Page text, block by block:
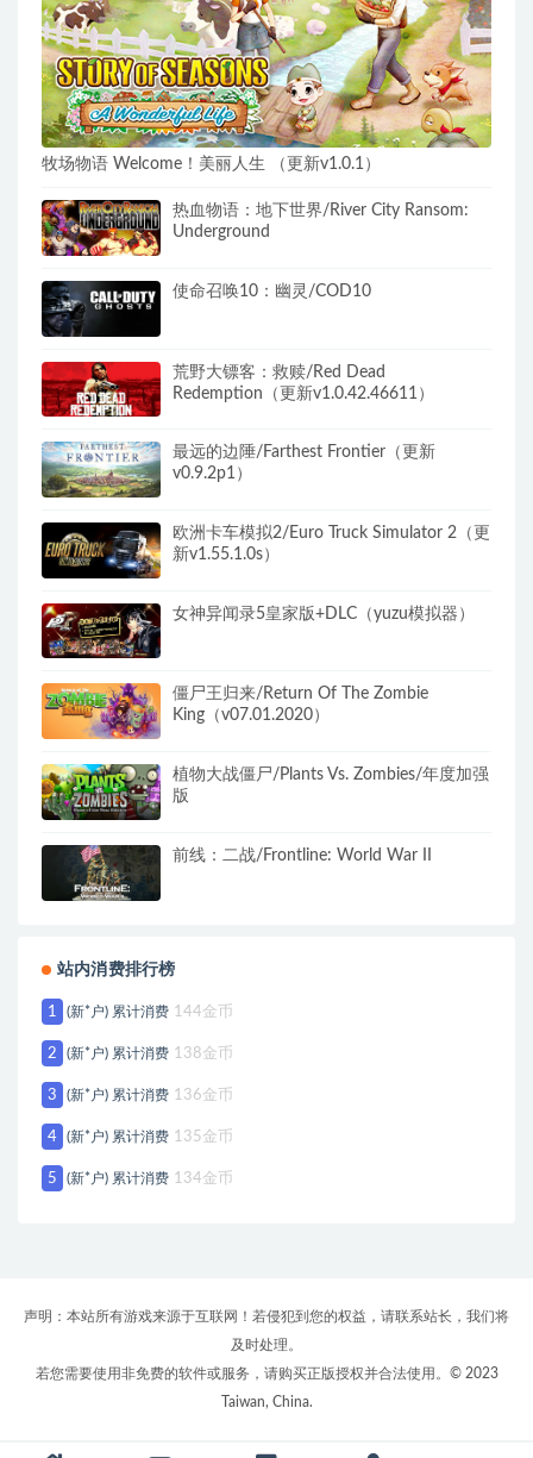
牧场物语 Welcome！美丽人生 （更新v1.0.1）
热血物语：地下世界/River City Ransom:
Underground
使命召唤10：幽灵/COD10
荒野大镖客：救赎/Red Dead
Redemption（更新v1.0.42.46611）
最远的边陲/Farthest Frontier（更新
v0.9.2p1）
欧洲卡车模拟2/Euro Truck Simulator 2（更
新v1.55.1.0s）
女神异闻录5皇家版+DLC（yuzu模拟器）
僵尸王归来/Return Of The Zombie
King（v07.01.2020）
植物大战僵尸/Plants Vs. Zombies/年度加强
版
前线：二战/Frontline: World War II
站内消费排行榜
1 (新*户) 累计消费 144金币
2 (新*户) 累计消费 138金币
3 (新*户) 累计消费 136金币
4 (新*户) 累计消费 135金币
5 (新*户) 累计消费 134金币
声明：本站所有游戏来源于互联网！若侵犯到您的权益，请联系站长，我们将
及时处理。
若您需要使用非免费的软件或服务，请购买正版授权并合法使用。© 2023
Taiwan, China.